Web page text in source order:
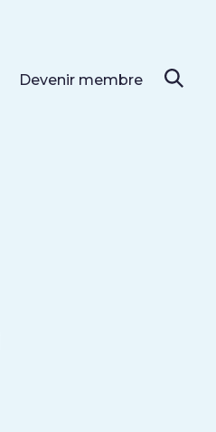
Devenir membre